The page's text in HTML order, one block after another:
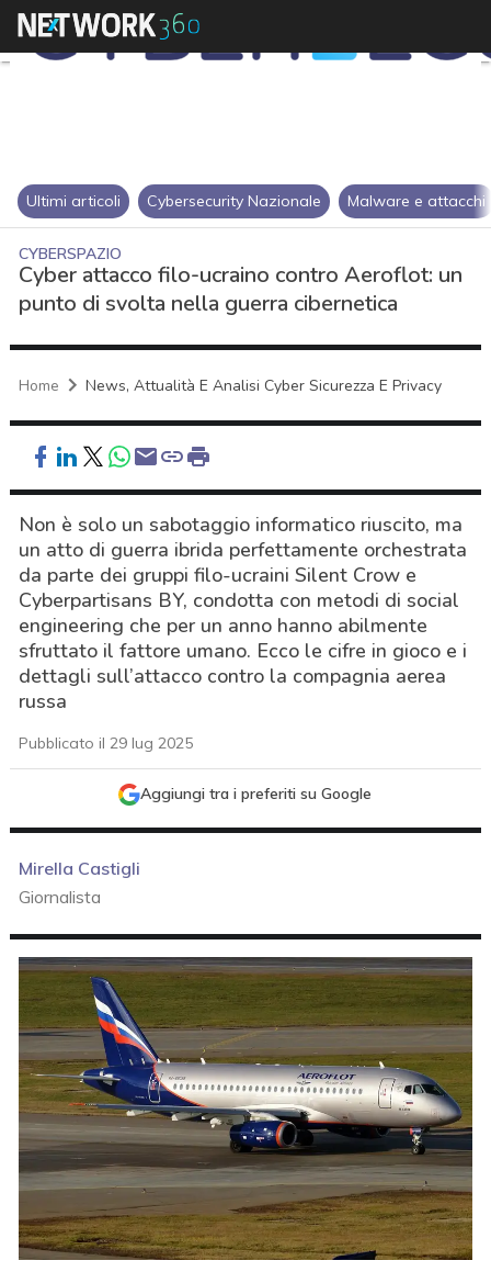
Ultimi articoli Cybersecurity Nazionale Malware e attacchi
CYBERSPAZIO
Cyber attacco filo-ucraino contro Aeroflot: un
punto di svolta nella guerra cibernetica
Home News, Attualità E Analisi Cyber Sicurezza E Privacy
Non è solo un sabotaggio informatico riuscito, ma
un atto di guerra ibrida perfettamente orchestrata
da parte dei gruppi filo-ucraini Silent Crow e
Cyberpartisans BY, condotta con metodi di social
engineering che per un anno hanno abilmente
sfruttato il fattore umano. Ecco le cifre in gioco e i
dettagli sull’attacco contro la compagnia aerea
russa
Pubblicato il 29 lug 2025
Aggiungi tra i preferiti su Google
Mirella Castigli
Giornalista